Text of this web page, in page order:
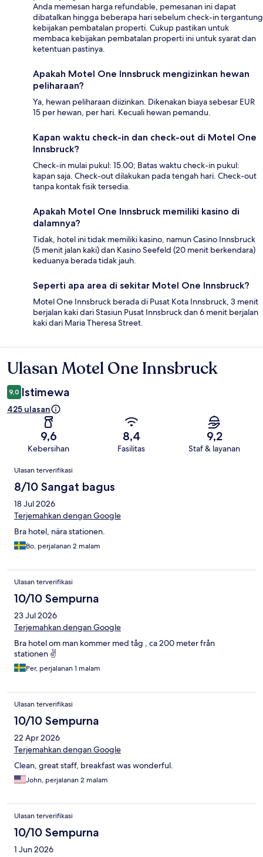
Anda memesan harga refundable, pemesanan ini dapat
dibatalkan hingga beberapa hari sebelum check-in tergantung
kebijakan pembatalan properti. Cukup pastikan untuk
membaca kebijakan pembatalan properti ini untuk syarat dan
ketentuan pastinya.
Apakah Motel One Innsbruck mengizinkan hewan
peliharaan?
Ya, hewan peliharaan diizinkan. Dikenakan biaya sebesar EUR
15 per hewan, per hari. Kecuali hewan pemandu.
Kapan waktu check-in dan check-out di Motel One
Innsbruck?
Check-in mulai pukul: 15.00; Batas waktu check-in pukul:
kapan saja. Check-out dilakukan pada tengah hari. Check-out
tanpa kontak fisik tersedia.
Apakah Motel One Innsbruck memiliki kasino di
dalamnya?
Tidak, hotel ini tidak memiliki kasino, namun Casino Innsbruck
(5 menit jalan kaki) dan Kasino Seefeld (20 menit berkendara)
keduanya berada tidak jauh.
Seperti apa area di sekitar Motel One Innsbruck?
Motel One Innsbruck berada di Pusat Kota Innsbruck, 3 menit
berjalan kaki dari Stasiun Pusat Innsbruck dan 6 menit berjalan
kaki dari Maria Theresa Street.
Ulasan
Ulasan Motel One Innsbruck
9,0 Istimewa
425 ulasan
9,6
Kebersihan
8,4
Fasilitas
9,2
Staf & layanan
Ulasan
Ulasan terverifikasi
8/10 Sangat bagus
18 Jul 2026
Terjemahkan dengan Google
Bra hotel, nära stationen.
Bo, perjalanan 2 malam
Ulasan terverifikasi
10/10 Sempurna
23 Jul 2026
Terjemahkan dengan Google
Bra hotel om man kommer med tåg , ca 200 meter från
stationen ✌️
Per, perjalanan 1 malam
Ulasan terverifikasi
10/10 Sempurna
22 Apr 2026
Terjemahkan dengan Google
Clean, great staff, breakfast was wonderful.
John, perjalanan 2 malam
Ulasan terverifikasi
10/10 Sempurna
1 Jun 2026